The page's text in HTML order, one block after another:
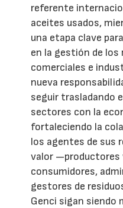
referente
aceites usados,
una etapa clave
en la gestión de los
comerciales e
nueva
seguir trasladando
sectores con la
fortaleciendo la
los agentes de sus
valor —productores
consumidores,
gestores de
Genci sigan siendo